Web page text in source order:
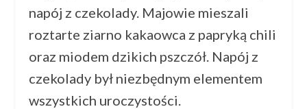
napój z czekolady. Majowie mieszali
roztarte ziarno kakaowca z papryką chili
oraz miodem dzikich pszczół. Napój z
czekolady był niezbędnym elementem
wszystkich uroczystości.